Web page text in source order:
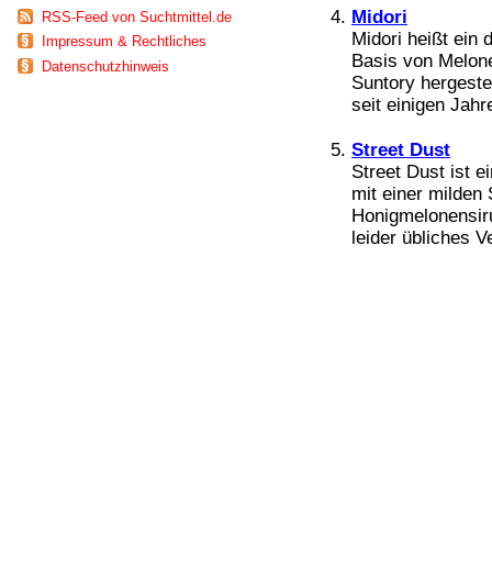
Midori
Midori heißt ein
Basis von
Suntory
seit einigen
Street Dust
Street Dust ist
mit einer milden
leider übliches
Computersucht
Ess-Brechsucht
Essstörungen
Fernsehsucht
RSS-Feed von Suchtmittel.de
Impressum & Rechtliches
Datenschutzhinweis